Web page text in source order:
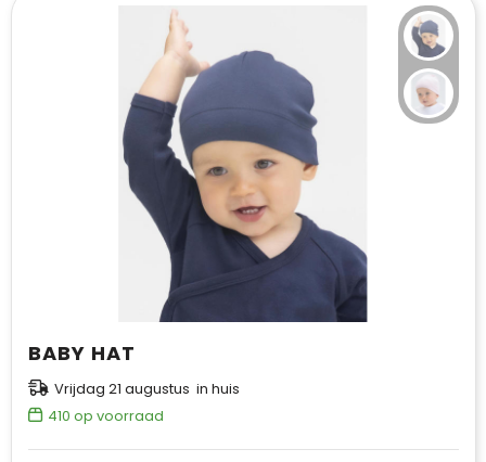
Handschoenen en Sjaals
Kledingaccessoires
Ondergoed, Sokken en Nachtkleding
Overhemden
Peuters en Baby's
Regenkleding
Schoenen
BABY HAT
Vrijdag 21 augustus in huis
410 op voorraad